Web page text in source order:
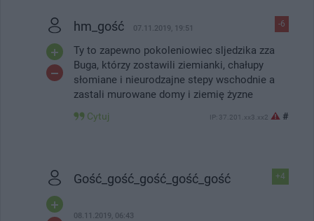
-6
hm_gość 07.11.2019, 19:51
Ty to zapewno pokoleniowiec sljedzika zza
Buga, którzy zostawili ziemianki, chałupy
słomiane i nieurodzajne stepy wschodnie a
zastali murowane domy i ziemię żyzne
Cytuj IP: 37.201.xx3.xx2 #
+4
Gość_gość_gość_gość_gość
08.11.2019, 06:43